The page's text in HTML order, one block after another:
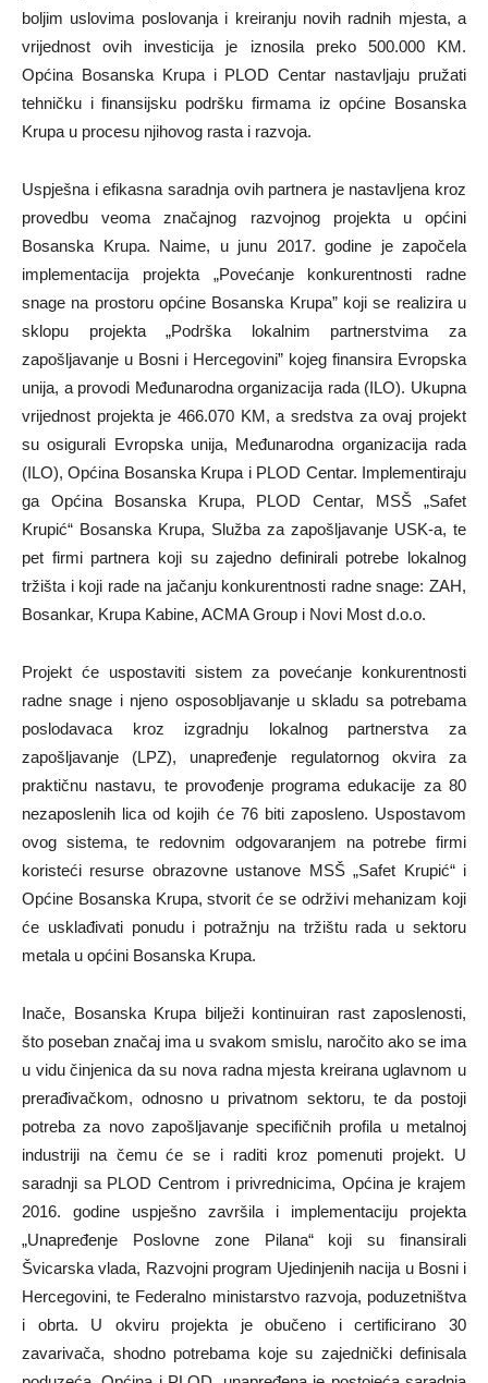
boljim uslovima poslovanja i kreiranju novih radnih mjesta, a
vrijednost ovih investicija je iznosila preko 500.000 KM.
Općina Bosanska Krupa i PLOD Centar nastavljaju pružati
tehničku i finansijsku podršku firmama iz općine Bosanska
Krupa u procesu njihovog rasta i razvoja.
Uspješna i efikasna saradnja ovih partnera je nastavljena kroz
provedbu veoma značajnog razvojnog projekta u općini
Bosanska Krupa. Naime, u junu 2017. godine je započela
implementacija projekta „Povećanje konkurentnosti radne
snage na prostoru općine Bosanska Krupa” koji se realizira u
sklopu projekta „Podrška lokalnim partnerstvima za
zapošljavanje u Bosni i Hercegovini” kojeg finansira Evropska
unija, a provodi Međunarodna organizacija rada (ILO). Ukupna
vrijednost projekta je 466.070 KM, a sredstva za ovaj projekt
su osigurali Evropska unija, Međunarodna organizacija rada
(ILO), Općina Bosanska Krupa i PLOD Centar. Implementiraju
ga Općina Bosanska Krupa, PLOD Centar, MSŠ „Safet
Krupić“ Bosanska Krupa, Služba za zapošljavanje USK-a, te
pet firmi partnera koji su zajedno definirali potrebe lokalnog
tržišta i koji rade na jačanju konkurentnosti radne snage: ZAH,
Bosankar, Krupa Kabine, ACMA Group i Novi Most d.o.o.
Projekt će uspostaviti sistem za povećanje konkurentnosti
radne snage i njeno osposobljavanje u skladu sa potrebama
poslodavaca kroz izgradnju lokalnog partnerstva za
zapošljavanje (LPZ), unapređenje regulatornog okvira za
praktičnu nastavu, te provođenje programa edukacije za 80
nezaposlenih lica od kojih će 76 biti zaposleno. Uspostavom
ovog sistema, te redovnim odgovaranjem na potrebe firmi
koristeći resurse obrazovne ustanove MSŠ „Safet Krupić“ i
Općine Bosanska Krupa, stvorit će se održivi mehanizam koji
će usklađivati ponudu i potražnju na tržištu rada u sektoru
metala u općini Bosanska Krupa.
Inače, Bosanska Krupa bilježi kontinuiran rast zaposlenosti,
što poseban značaj ima u svakom smislu, naročito ako se ima
u vidu činjenica da su nova radna mjesta kreirana uglavnom u
prerađivačkom, odnosno u privatnom sektoru, te da postoji
potreba za novo zapošljavanje specifičnih profila u metalnoj
industriji na čemu će se i raditi kroz pomenuti projekt. U
saradnji sa PLOD Centrom i privrednicima, Općina je krajem
2016. godine uspješno završila i implementaciju projekta
„Unapređenje Poslovne zone Pilana“ koji su finansirali
Švicarska vlada, Razvojni program Ujedinjenih nacija u Bosni i
Hercegovini, te Federalno ministarstvo razvoja, poduzetništva
i obrta. U okviru projekta je obučeno i certificirano 30
zavarivača, shodno potrebama koje su zajednički definisala